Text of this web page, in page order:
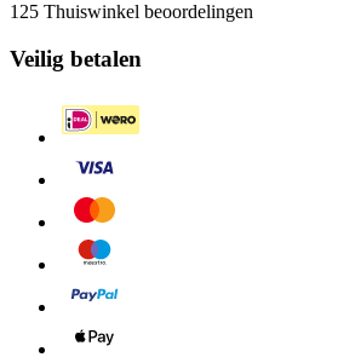
125 Thuiswinkel beoordelingen
Veilig betalen